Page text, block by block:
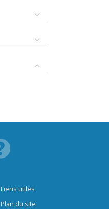
Liens utiles
Plan du site